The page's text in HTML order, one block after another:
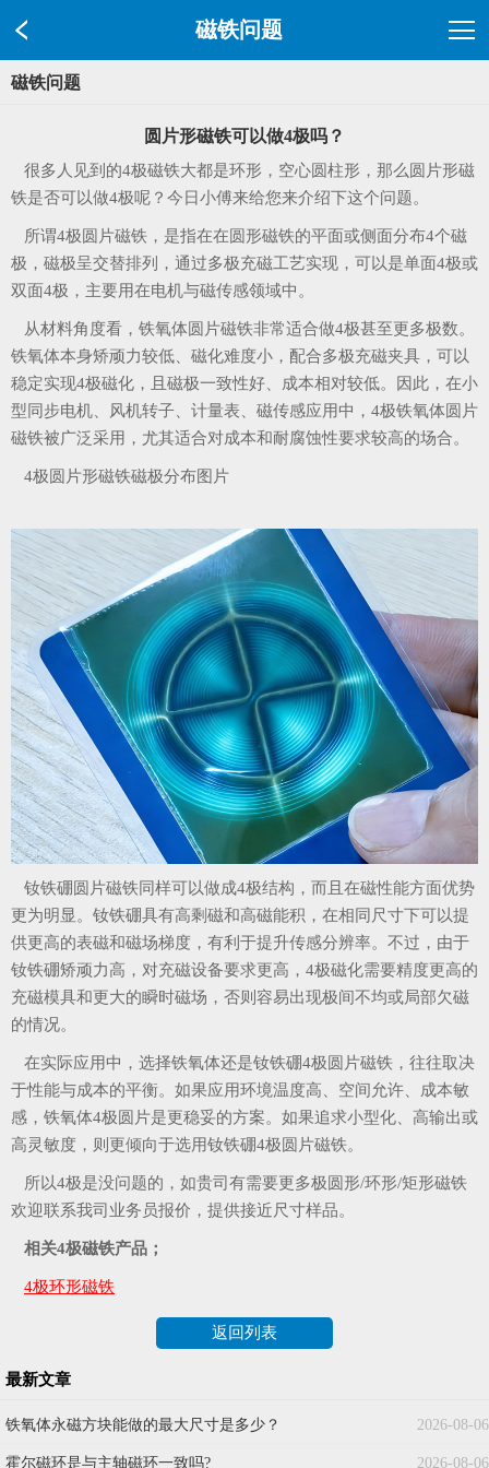
磁铁问题
磁铁问题
圆片形磁铁可以做4极吗？
很多人见到的4极磁铁大都是环形，空心圆柱形，那么圆片形磁
铁是否可以做4极呢？今日小傅来给您来介绍下这个问题。
所谓4极圆片磁铁，是指在在圆形磁铁的平面或侧面分布4个磁
极，磁极呈交替排列，通过多极充磁工艺实现，可以是单面4极或
双面4极，主要用在电机与磁传感领域中。
从材料角度看，铁氧体圆片磁铁非常适合做4极甚至更多极数。
铁氧体本身矫顽力较低、磁化难度小，配合多极充磁夹具，可以
稳定实现4极磁化，且磁极一致性好、成本相对较低。因此，在小
型同步电机、风机转子、计量表、磁传感应用中，4极铁氧体圆片
磁铁被广泛采用，尤其适合对成本和耐腐蚀性要求较高的场合。
4极圆片形磁铁磁极分布图片
钕铁硼圆片磁铁同样可以做成4极结构，而且在磁性能方面优势
更为明显。钕铁硼具有高剩磁和高磁能积，在相同尺寸下可以提
供更高的表磁和磁场梯度，有利于提升传感分辨率。不过，由于
钕铁硼矫顽力高，对充磁设备要求更高，4极磁化需要精度更高的
充磁模具和更大的瞬时磁场，否则容易出现极间不均或局部欠磁
的情况。
在实际应用中，选择铁氧体还是钕铁硼4极圆片磁铁，往往取决
于性能与成本的平衡。如果应用环境温度高、空间允许、成本敏
感，铁氧体4极圆片是更稳妥的方案。如果追求小型化、高输出或
高灵敏度，则更倾向于选用钕铁硼4极圆片磁铁。
所以4极是没问题的，如贵司有需要更多极圆形/环形/矩形磁铁
欢迎联系我司业务员报价，提供接近尺寸样品。
相关4极磁铁产品；
4极环形磁铁
返回列表
最新文章
2026-08-06
铁氧体永磁方块能做的最大尺寸是多少？
2026-08-06
霍尔磁环是与主轴磁环一致吗?